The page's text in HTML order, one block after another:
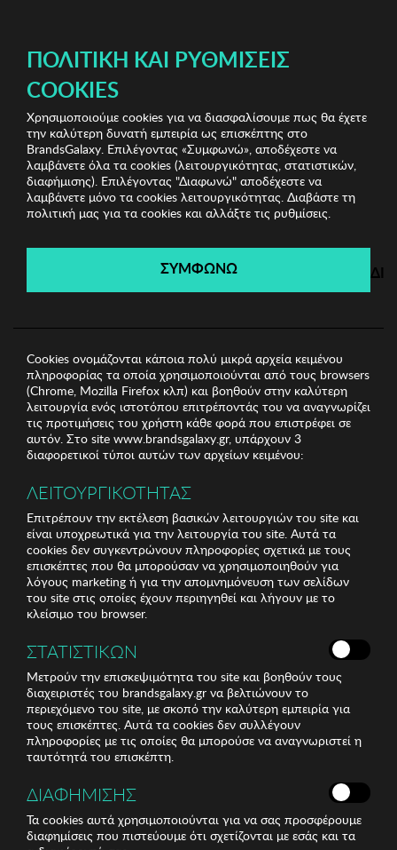
Winona Sunglasses Ανδρικά Γυαλιά Ηλίου
Ανδρικά
Γυαλιά Ηλίου Winona
Winona Sunglasses
Λήγει σε: 00ημέρες | 00ώρες 00λεπτά 00δευτ.
ΠΟΛΙΤΙΚΉ ΚΑΙ ΡΥΘΜΊΣΕΙΣ
COOKIES
Χρησιμοποιούμε cookies για να διασφαλίσουμε πως θα έχετε
την καλύτερη δυνατή εμπειρία ως επισκέπτης στο
BrandsGalaxy. Επιλέγοντας «Συμφωνώ», αποδέχεστε να
λαμβάνετε όλα τα cookies (λειτουργικότητας, στατιστικών,
διαφήμισης). Επιλέγοντας "Διαφωνώ" αποδέχεστε να
λαμβάνετε μόνο τα cookies λειτουργικότητας. Διαβάστε τη
πολιτική μας για τα cookies και αλλάξτε τις ρυθμίσεις.
ΣΥΜΦΩΝΩ
Cookies ονομάζονται κάποια πολύ μικρά αρχεία κειμένου
πληροφορίας τα οποία χρησιμοποιούνται από τους browsers
(Chrome, Mozilla Firefox κλπ) και βοηθούν στην καλύτερη
λειτουργία ενός ιστοτόπου επιτρέποντάς του να αναγνωρίζει
τις προτιμήσεις του χρήστη κάθε φορά που επιστρέφει σε
αυτόν. Στο site www.brandsgalaxy.gr, υπάρχουν 3
διαφορετικοί τύποι αυτών των αρχείων κειμένου:
ΛΕΙΤΟΥΡΓΙΚΟΤΗΤΑΣ
Επιτρέπουν την εκτέλεση βασικών λειτουργιών του site και
είναι υποχρεωτικά για την λειτουργία του site. Αυτά τα
cookies δεν συγκεντρώνουν πληροφορίες σχετικά με τους
επισκέπτες που θα μπορούσαν να χρησιμοποιηθούν για
λόγους marketing ή για την απομνημόνευση των σελίδων
του site στις οποίες έχουν περιηγηθεί και λήγουν με το
κλείσιμο του browser.
ΣΤΑΤΙΣΤΙΚΩΝ
Μετρούν την επισκεψιμότητα του site και βοηθούν τους
διαχειριστές του brandsgalaxy.gr να βελτιώνουν το
περιεχόμενο του site, με σκοπό την καλύτερη εμπειρία για
τους επισκέπτες. Αυτά τα cookies δεν συλλέγουν
πληροφορίες με τις οποίες θα μπορούσε να αναγνωριστεί η
ταυτότητά του επισκέπτη.
ΔΙΑΦΗΜΙΣΗΣ
Τα cookies αυτά χρησιμοποιούνται για να σας προσφέρουμε
διαφημίσεις που πιστεύουμε ότι σχετίζονται με εσάς και τα